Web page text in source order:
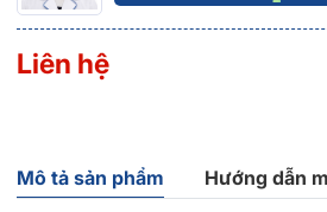
Liên hệ
Mô tả sản phẩm Hướng dẫn